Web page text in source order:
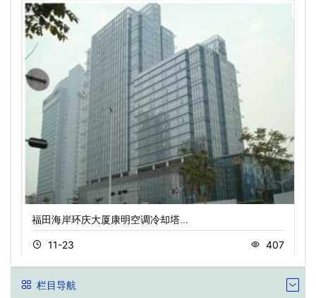
福田海岸环庆大厦康明空调冷却塔…
11-23 407
栏目导航